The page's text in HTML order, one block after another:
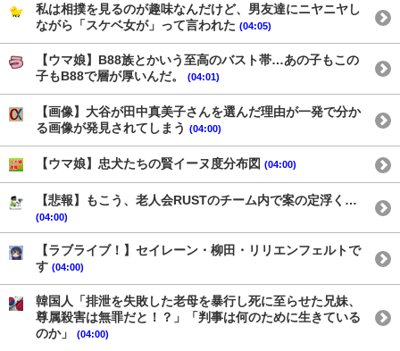
私は相撲を見るのが趣味なんだけど、男友達にニヤニヤし
ながら「スケベ女が」って言われた (04:05)
【ウマ娘】B88族とかいう至高のバスト帯…あの子もこの
子もB88で層が厚いんだ。
(04:01)
【画像】大谷が田中真美子さんを選んだ理由が一発で分か
る画像が発見されてしまう (04:00)
【ウマ娘】忠犬たちの賢イーヌ度分布図 (04:00)
【悲報】もこう、老人会RUSTのチーム内で案の定浮く…
(04:00)
【ラブライブ！】セイレーン・柳田・リリエンフェルトで
す (04:00)
韓国人「排泄を失敗した老母を暴行し死に至らせた兄妹、
尊属殺害は無罪だと！？」「判事は何のために生きている
のか」
(04:00)